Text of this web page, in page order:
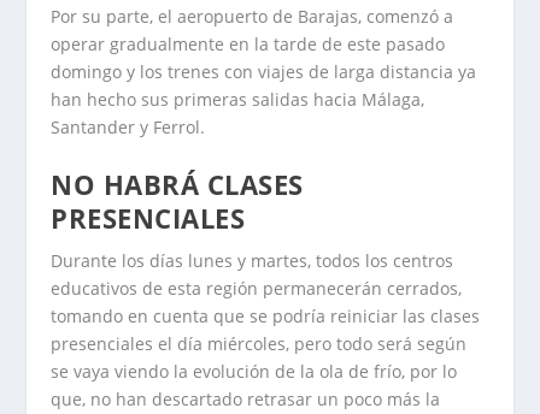
Por su parte, el aeropuerto de Barajas, comenzó a
operar gradualmente en la tarde de este pasado
domingo y los trenes con viajes de larga distancia ya
han hecho sus primeras salidas hacia Málaga,
Santander y Ferrol.
NO HABRÁ CLASES
PRESENCIALES
Durante los días lunes y martes, todos los centros
educativos de esta región permanecerán cerrados,
tomando en cuenta que se podría reiniciar las clases
presenciales el día miércoles, pero todo será según
se vaya viendo la evolución de la ola de frío, por lo
que, no han descartado retrasar un poco más la